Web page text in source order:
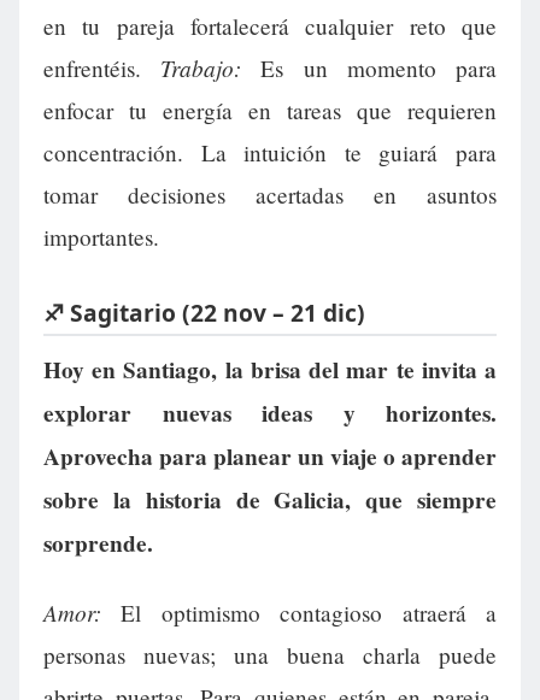
en tu pareja fortalecerá cualquier reto que
enfrentéis. Trabajo: Es un momento para
enfocar tu energía en tareas que requieren
concentración. La intuición te guiará para
tomar decisiones acertadas en asuntos
importantes.
♐ Sagitario (22 nov – 21 dic)
Hoy en Santiago, la brisa del mar te invita a
explorar nuevas ideas y horizontes.
Aprovecha para planear un viaje o aprender
sobre la historia de Galicia, que siempre
sorprende.
Amor: El optimismo contagioso atraerá a
personas nuevas; una buena charla puede